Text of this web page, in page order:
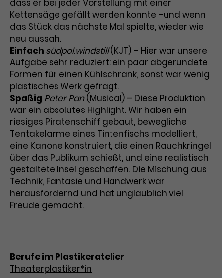
dass er bei jeder Vorstellung mit einer
Kettensäge gefällt werden konnte –und wenn
das Stück das nächste Mal spielte, wieder wie
neu aussah.
Einfach südpol.windstill(KJT) – Hier war unsere
Aufgabe sehr reduziert: ein paar abgerundete
Formen für einen Kühlschrank, sonst war wenig
plastisches Werk gefragt.
Spaßig Peter Pan(Musical) – Diese Produktion
war ein absolutes Highlight. Wir haben ein
riesiges Piratenschiff gebaut, bewegliche
Tentakelarme eines Tintenfischs modelliert,
eine Kanone konstruiert, die einen Rauchkringel
über das Publikum schießt, und eine realistisch
gestaltete Insel geschaffen. Die Mischung aus
Technik, Fantasie und Handwerk war
herausfordernd und hat unglaublich viel
Freude gemacht.
Berufe im Plastikeratelier
Theaterplastiker*in